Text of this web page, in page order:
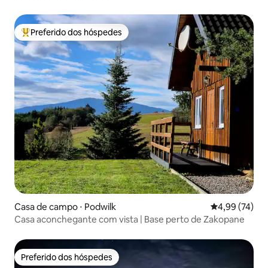
Entre os melhores preferidos dos hóspedes
Preferido dos hóspedes
Casa de campo ⋅ Podwilk 4,99 de uma
4,99 (74)
Casa aconchegante com vista | Base perto de Zakopane
Preferido dos hóspedes
Preferido dos hóspedes